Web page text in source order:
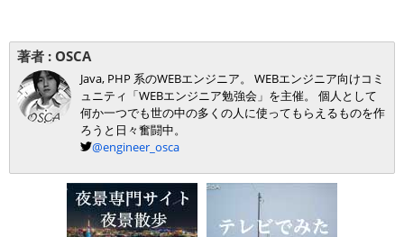
著者 : OSCA
Java, PHP 系のWEBエンジニア。 WEBエンジニア向けコミ
ュニティ「WEBエンジニア勉強会」を主催。 個人として
何か一つでも世の中の多くの人に使ってもらえるものを作
ろうと日々奮闘中。
@engineer_osca